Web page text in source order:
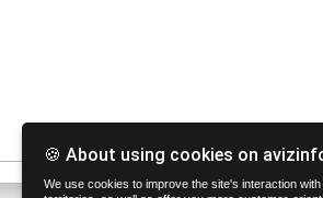
🍪 About using cookies on
We use cookies to improve the site's interaction